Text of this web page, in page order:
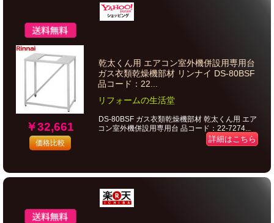
￥32,661
価格比較
乾太くん用 エアコン室外機併設用専用台
ガス衣類乾燥機部材 リンナイ DS-80BSF
品コード：22...
リフォームの生活堂
DS-80BSF ガス衣類乾燥機部材 乾太くん用 エア
コン室外機併設用専用台 品コード：22-7274...
詳細はこちら